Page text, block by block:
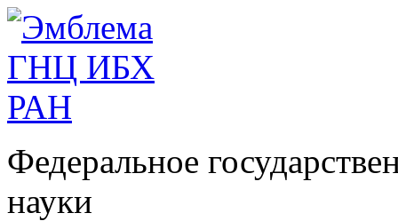
Федеральное
науки